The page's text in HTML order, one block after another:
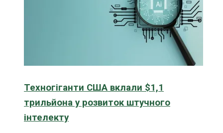
Техногіганти США вклали $1,1
трильйона у розвиток штучного
інтелекту